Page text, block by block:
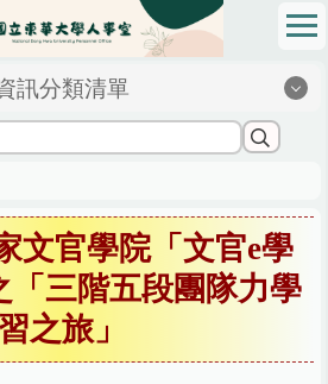
訊分類清單
文官學院「文官e學
「三階五段團隊力學
習之旅」